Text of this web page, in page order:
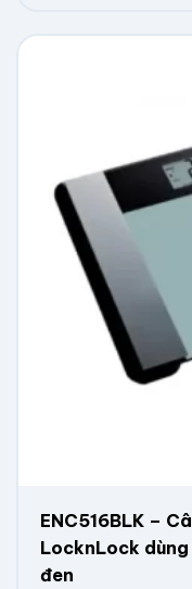
ENC516BLK –
LocknLock
đen